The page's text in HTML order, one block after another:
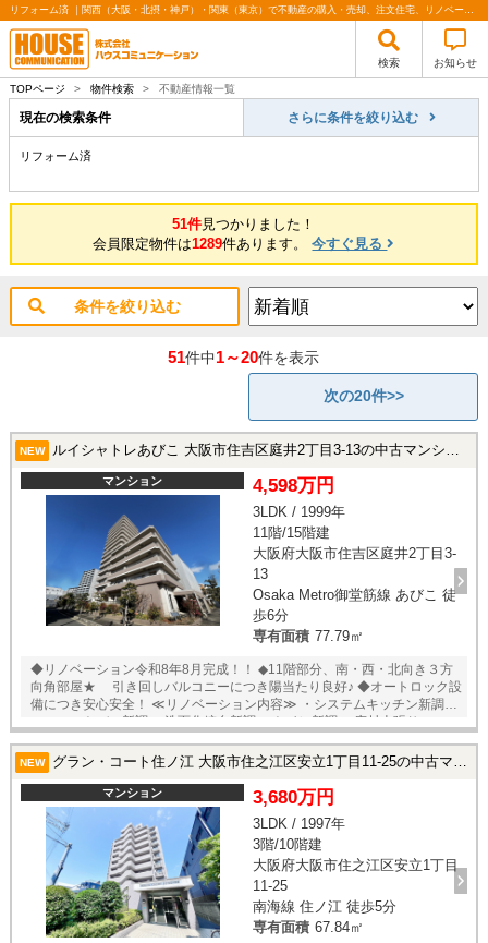
リフォーム済 ｜関西（大阪・北摂・神戸）・関東（東京）で不動産の購入・売却、注文住宅、リノベーションの事なら株式会社ハウスコミュニケーション
検索 お知らせ
TOPページ > 物件検索 > 不動産情報一覧
現在の検索条件 さらに条件を絞り込む
リフォーム済
51件見つかりました！
会員限定物件は1289件あります。今すぐ見る
条件を絞り込む
51件中1～20件を表示
次の20件>>
NEW ルイシャトレあびこ 大阪市住吉区庭井2丁目3-13の中古マンション
マンション 4,598万円
3LDK / 1999年
11階/15階建
大阪府大阪市住吉区庭井2丁目3-
13
Osaka Metro御堂筋線 あびこ 徒
歩6分
専有面積 77.79㎡
◆リノベーション令和8年8月完成！！ ◆11階部分、南・西・北向き３方
向角部屋★ 引き回しバルコニーにつき陽当たり良好♪ ◆オートロック設
備につき安心安全！ ≪リノベーション内容≫ ・システムキッチン新調
・ユニットバス新調 ・洗面化粧台新調 ・トイレ新調 ・床材上張り
ロス、床材張替 ★即日内覧可能物件！お好きな日時でご内覧可能！★ 当
店までお電話いただくか、もしくは24時間対応可能「内覧予約・お問い
合わせ」フォームよりお問い合わせ下さい！業務に精通したスタッフが
丁寧に対応致します。ご来店が困難な場合は、ご希望場所でのお待ち合
わせも可能です。
NEW グラン・コート住ノ江 大阪市住之江区安立1丁目11-25の中古マンション
マンション 3,680万円
3LDK / 1997年
3階/10階建
大阪府大阪市住之江区安立1丁目
11-25
南海線 住ノ江 徒歩5分
専有面積 67.84㎡